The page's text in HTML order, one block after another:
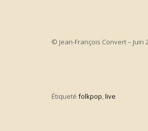
© Jean-François Convert – Juin
Étiqueté folkpop,live